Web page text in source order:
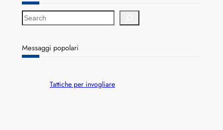
S
e
r
c
Messaggi popolari
Tattiche per invogliare